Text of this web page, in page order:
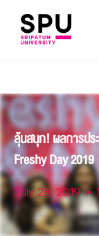
ลุ้นสนุก! ผลการปร
Freshy Day 2019
July 28, 2019